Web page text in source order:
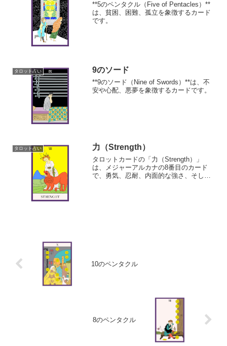
**5のペンタクル（Five of Pentacles）**
は、貧困、困難、孤立を象徴するカード
です。
タロット占い 9のソード
**9のソード（Nine of Swords）**は、不
安や心配、悪夢を象徴するカードです。
タロット占い 力（Strength）
タロットカードの「力（Strength）」
は、メジャーアルカナの8番目のカード
で、勇気、忍耐、内面的な強さ、そして
10のペンタクル
8のペンタクル